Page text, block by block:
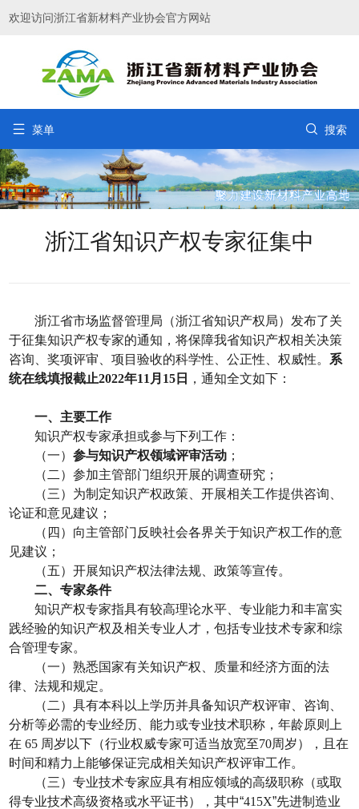
欢迎访问浙江省新材料产业协会官方网站
 菜单  搜索
浙江省知识产权专家征集中
浙江省市场监督管理局（浙江省知识产权局）发布了关
于征集知识产权专家的通知，将保障我省知识产权相关决策
咨询、奖项评审、项目验收的科学性、公正性、权威性。 系
统在线填报截止2022年11 月 15 日 ，通知全文如下：
一、主要工作
知识产权专家承担或参与下列工作：
（一）参与知识产权领域评审活动 ；
（二）参加主管部门组织开展的调查研究；
（三）为制定知识产权政策、开展相关工作提供咨询、
论证和意见建议；
（四）向主管部门反映社会各界关于知识产权工作的意
见建议；
（五）开展知识产权法律法规、政策等宣传。
二、专家条件
知识产权专家指具有较高理论水平、专业能力和丰富实
践经验的知识产权及相关专业人才，包括专业技术专家和综
合管理专家。
（一）熟悉国家有关知识产权、质量和经济方面的法
律、法规和规定。
（二）具有本科以上学历并具备知识产权评审、咨询、
分析等必需的专业经历、能力或专业技术职称，年龄原则上
在 65 周岁以下（行业权威专家可适当放宽至70周岁），且在
时间和精力上能够保证完成相关知识产权评审工作。
（三）专业技术专家应具有相应领域的高级职称（或取
得专业技术高级资格或水平证书），其中“415X”先进制造业